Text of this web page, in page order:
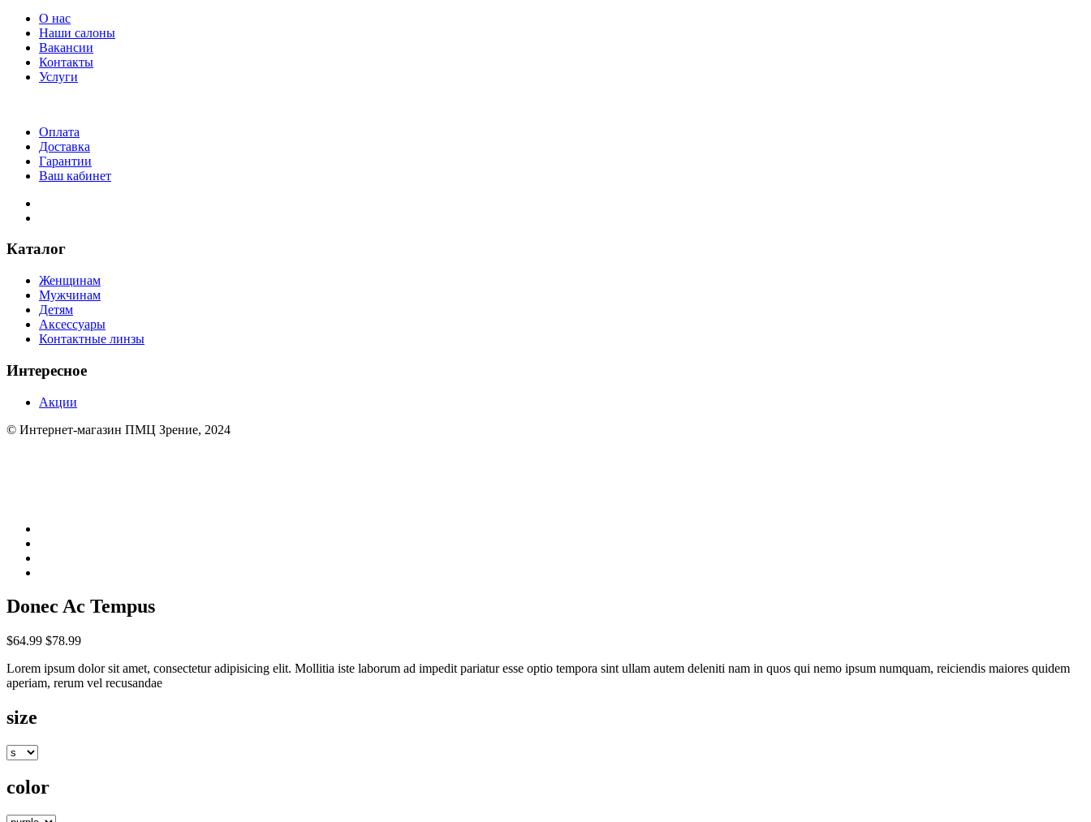
О нас
Наши салоны
Вакансии
Контакты
Услуги
Оплата
Доставка
Гарантии
Ваш кабинет
Каталог
Женщинам
Мужчинам
Детям
Аксессуары
Контактные линзы
Интересное
Акции
© Интернет-магазин ПМЦ Зрение, 2024
Donec Ac Tempus
$64.99 $78.99
Lorem ipsum dolor sit amet, consectetur adipisicing elit. Mollitia iste laborum ad impedit pariatur esse optio tempora sint ullam autem deleniti nam in quos qui nemo ipsum numquam, reiciendis maiores quidem
aperiam, rerum vel recusandae
size
color